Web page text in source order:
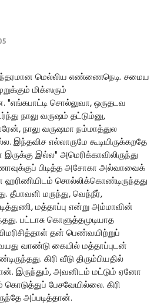
மெல்லிய எண்ணைநெடி. சமைய
மிக்ஸரும்
"எங்கபாட்டி சொல்லுவா, ஒருதடவ
நாலு வருஷம் தட்டும்னு,
நாலு வருஷமா நம்மாத்துல
எல்லாருமே கூடியிருக்கறதே
இல்ல" அமெரிக்காவிலிருந்து
பிடித்த அசோகா அல்வாவைக்
சொல்லிக்கொண்டிருந்தது
தீபாவளி மருந்து, வெந்நீர்,
மத்தாப்பு என்று அம்மாவின்
பட்டாசு கொளுத்தமுடியாத
தன் பெண்வயிற்றுப்
வாண்டு கையில் மத்தாப்புடன்
கிரி வீடு திரும்பியதில்
இருந்தும், அவனிடம் மட்டும் ஏனோ
பேசவேயில்லை. கிரி
அப்படித்தான்.